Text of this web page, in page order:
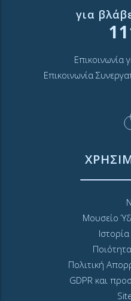
για
Επικοινωνία
Επικοινωνία
Μουσείο
Πολιτική
GDPR και